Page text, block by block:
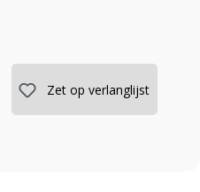
Zet op verlanglijst